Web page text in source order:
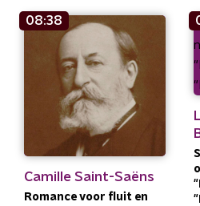
08:38
Camille Saint-Saëns
Romance voor fluit en